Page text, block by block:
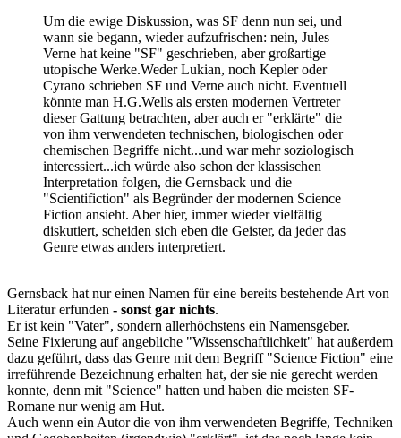
Um die ewige Diskussion, was SF denn nun sei, und
wann sie begann, wieder aufzufrischen: nein, Jules
Verne hat keine "SF" geschrieben, aber großartige
utopische Werke.Weder Lukian, noch Kepler oder
Cyrano schrieben SF und Verne auch nicht. Eventuell
könnte man H.G.Wells als ersten modernen Vertreter
dieser Gattung betrachten, aber auch er "erklärte" die
von ihm verwendeten technischen, biologischen oder
chemischen Begriffe nicht...und war mehr soziologisch
interessiert...ich würde also schon der klassischen
Interpretation folgen, die Gernsback und die
"Scientifiction" als Begründer der modernen Science
Fiction ansieht. Aber hier, immer wieder vielfältig
diskutiert, scheiden sich eben die Geister, da jeder das
Genre etwas anders interpretiert.
Gernsback hat nur einen Namen für eine bereits bestehende Art von
Literatur erfunden - sonst gar nichts.
Er ist kein "Vater", sondern allerhöchstens ein Namensgeber.
Seine Fixierung auf angebliche "Wissenschaftlichkeit" hat außerdem
dazu geführt, dass das Genre mit dem Begriff "Science Fiction" eine
irreführende Bezeichnung erhalten hat, der sie nie gerecht werden
konnte, denn mit "Science" hatten und haben die meisten SF-
Romane nur wenig am Hut.
Auch wenn ein Autor die von ihm verwendeten Begriffe, Techniken